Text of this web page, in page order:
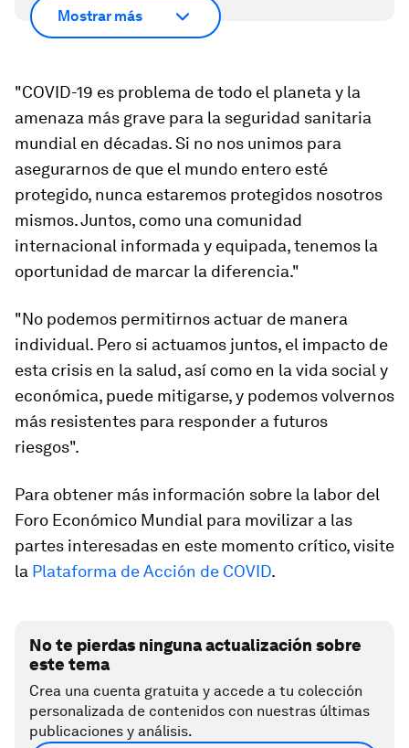
Mostrar más
"COVID-19 es problema de todo el planeta y la
amenaza más grave para la seguridad sanitaria
mundial en décadas. Si no nos unimos para
asegurarnos de que el mundo entero esté
protegido, nunca estaremos protegidos nosotros
mismos. Juntos, como una comunidad
internacional informada y equipada, tenemos la
oportunidad de marcar la diferencia."
"No podemos permitirnos actuar de manera
individual. Pero si actuamos juntos, el impacto de
esta crisis en la salud, así como en la vida social y
económica, puede mitigarse, y podemos volvernos
más resistentes para responder a futuros
riesgos".
Para obtener más información sobre la labor del
Foro Económico Mundial para movilizar a las
partes interesadas en este momento crítico, visite
la Plataforma de Acción de COVID.
No te pierdas ninguna actualización sobre
este tema
Crea una cuenta gratuita y accede a tu colección
personalizada de contenidos con nuestras últimas
publicaciones y análisis.